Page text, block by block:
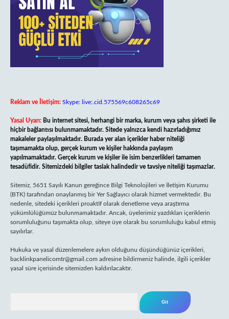
Reklam ve İletişim: Skype: live:.cid.575569c608265c69
Yasal Uyarı: Bu internet sitesi, herhangi bir marka, kurum veya şahıs şirketi ile
hiçbir bağlantısı bulunmamaktadır. Sitede yalnızca kendi hazırladığımız
makaleler paylaşılmaktadır. Burada yer alan içerikler haber niteliği
taşımamakta olup, gerçek kurum ve kişiler hakkında paylaşım
yapılmamaktadır. Gerçek kurum ve kişiler ile isim benzerlikleri tamamen
tesadüfidir. Sitemizdeki bilgiler taslak halindedir ve tavsiye niteliği taşımazlar.
Sitemiz, 5651 Sayılı Kanun gereğince Bilgi Teknolojileri ve İletişim Kurumu
(BTK) tarafından onaylanmış bir Yer Sağlayıcı olarak hizmet vermektedir. Bu
nedenle, sitedeki içerikleri proaktif olarak denetleme veya araştırma
yükümlülüğümüz bulunmamaktadır. Ancak, üyelerimiz yazdıkları içeriklerin
sorumluluğunu taşımakta olup, siteye üye olarak bu sorumluluğu kabul etmiş
sayılırlar.
Hukuka ve yasal düzenlemelere aykırı olduğunu düşündüğünüz içerikleri,
backlinkpanelicomtr@gmail.com adresine bildirmeniz halinde, ilgili içerikler
yasal süre içerisinde sitemizden kaldırılacaktır.